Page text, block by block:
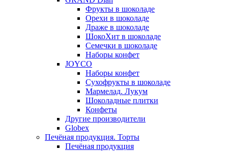
Фрукты в шоколаде
Орехи в шоколаде
Драже в шоколаде
ШокоХит в шоколаде
Семечки в шоколаде
Наборы конфет
JOYCO
Наборы конфет
Сухофрукты в шоколаде
Мармелад. Лукум
Шоколадные плитки
Конфеты
Другие производители
Globex
Печёная продукция. Торты
Печёная продукция